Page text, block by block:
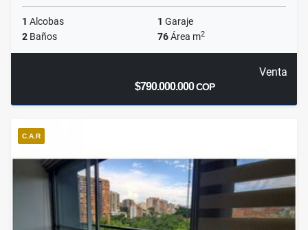
1 Alcobas 1 Garaje
2 Baños 76Área m2
Venta
$790.000.000COP
C.A.R